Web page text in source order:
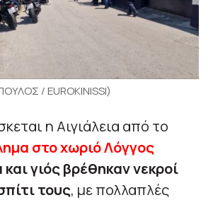
/ EUROKINISSI)
η Αιγιάλεια από το
στο χωριό Λόγγος
γιός βρέθηκαν νεκροί
τους, με πολλαπλές